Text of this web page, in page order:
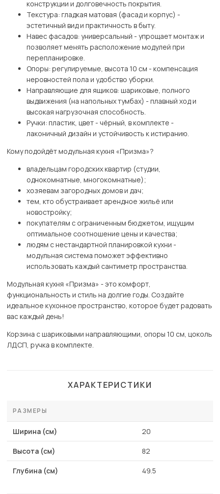
конструкции и долговечность покрытия.
Текстура: гладкая матовая (фасад и корпус) -
эстетичный вид и практичность в быту.
Навес фасадов: универсальный - упрощает монтаж и
позволяет менять расположение модулей при
перепланировке.
Опоры: регулируемые, высота 10 см - компенсация
неровностей пола и удобство уборки.
Направляющие для ящиков: шариковые, полного
выдвижения (на напольных тумбах) - плавный ход и
высокая нагрузочная способность.
Ручки: пластик, цвет - чёрный, в комплекте -
лаконичный дизайн и устойчивость к истиранию.
Кому подойдёт модульная кухня «Призма»?
владельцам городских квартир (студии,
однокомнатные, многокомнатные);
хозяевам загородных домов и дач;
тем, кто обустраивает арендное жильё или
новостройку;
покупателям с ограниченным бюджетом, ищущим
оптимальное соотношение цены и качества;
людям с нестандартной планировкой кухни -
модульная система поможет эффективно
использовать каждый сантиметр пространства.
Модульная кухня «Призма» - это комфорт,
функциональность и стиль на долгие годы. Создайте
идеальное кухонное пространство, которое будет радовать
вас каждый день!
Корзина с шариковыми направляющими, опоры 10 см, цоколь
ЛДСП, ручка в комплекте.
ХАРАКТЕРИСТИКИ
РАЗМЕРЫ
Ширина (см) 20
Высота (см) 82
Глубина (см) 49.5